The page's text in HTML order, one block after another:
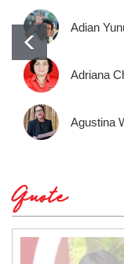
Adian
Adriana
Agustina
Quote